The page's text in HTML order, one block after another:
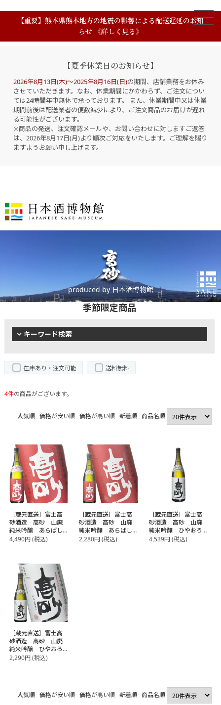
【重要】熊本県熊本地方の地震の影響による配送遅延のお知
らせ 《詳しく見る》
【夏季休業日のお知らせ】
2026年8月13日(木)～2025年8月16日(日)の期間、店舗業務をお休み
させていただきます。なお、休業期間にかかわらず、ご注文につい
ては24時間年中無休で承っております。 また、休業期間中又は休業
期間前後は配送業者の便数減少により、ご注文商品のお届けが遅れ
る可能性がございます。
※商品の発送、注文確認メールや、お問い合わせに対しますご返答
は、2026年8月17日(月)より順次ご対応をいたします。ご理解を賜り
ますようお願い申し上げます。
produced by 日本酒博物館
季節限定商品
キーワード検索
在庫あり・注文可能 送料無料
4件の商品がございます。
人気順 価格が安い順 価格が高い順 新着順 商品名順
［蔵元直送］富士高
砂酒造 高砂 山廃
純米吟醸 あらばし
り 1800ml
4,490円(税込)
［蔵元直送］富士高
砂酒造 高砂 山廃
純米吟醸 あらばし
り 720ml
2,280円(税込)
［蔵元直送］富士高
砂酒造 高砂 山廃
純米吟醸 ひやおろ
し 1800ml【冷蔵】
4,539円(税込)
［蔵元直送］富士高
砂酒造 高砂 山廃
純米吟醸 ひやおろ
し 720ml【冷蔵】
2,290円(税込)
人気順 価格が安い順 価格が高い順 新着順 商品名順